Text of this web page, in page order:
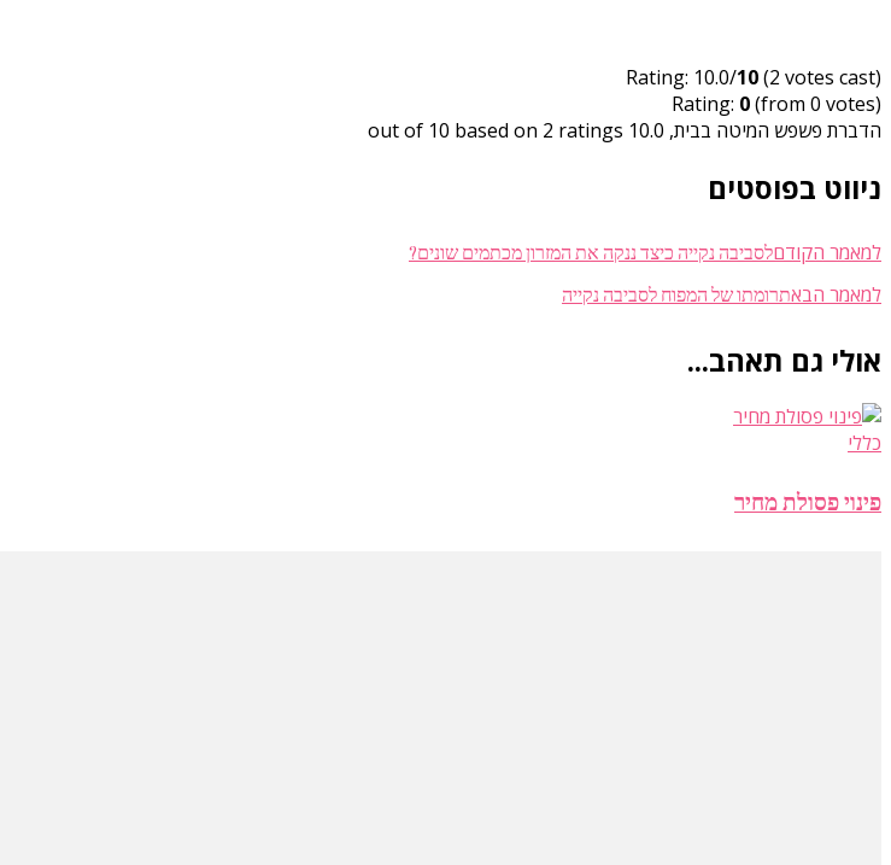
Rating: 10.0/10(2 votes cast)
Rating: 0(from 0 votes)
הדברת פשפש המיטה בבית,
10.0
10 based on 2 ratings
ניווט בפוסטים
למאמר הקודםלסביבה נקייה כיצד ננקה את המזרון מכתמים שונים?
למאמר הבאתרומתו של המפוח לסביבה נקייה
אולי גם תאהב...
כללי
פינוי פסולת מחיר